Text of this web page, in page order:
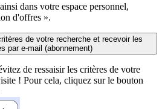
dans votre espace personnel,
d'offres ».
de votre recherche et recevoir les
par e-mail (abonnement)
de ressaisir les critères de votre
! Pour cela, cliquez sur le bouton